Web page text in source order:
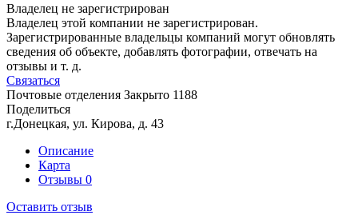
Владелец не зарегистрирован
Владелец этой компании не зарегистрирован.
Зарегистрированные владельцы компаний могут обновлять
сведения об объекте, добавлять фотографии, отвечать на
отзывы и т. д.
Связаться
Почтовые отделения Закрыто 1188
Поделиться
г.Донецкая, ул. Кирова, д. 43
Описание
Карта
Отзывы 0
Оставить отзыв